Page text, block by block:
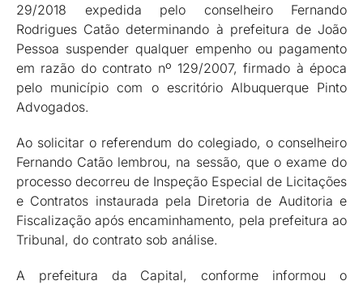
29/2018 expedida pelo conselheiro Fernando
Rodrigues Catão determinando à prefeitura de João
Pessoa suspender qualquer empenho ou pagamento
em razão do contrato nº 129/2007, firmado à época
pelo município com o escritório Albuquerque Pinto
Advogados.
Ao solicitar o referendum do colegiado, o conselheiro
Fernando Catão lembrou, na sessão, que o exame do
processo decorreu de Inspeção Especial de Licitações
e Contratos instaurada pela Diretoria de Auditoria e
Fiscalização após encaminhamento, pela prefeitura ao
Tribunal, do contrato sob análise.
A prefeitura da Capital, conforme informou o